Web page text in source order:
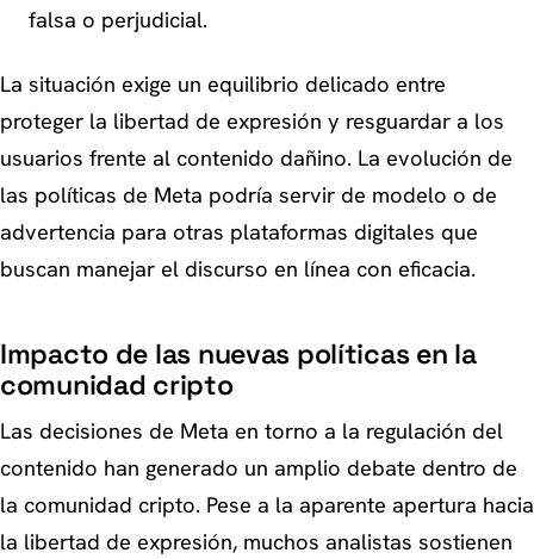
falsa o perjudicial.
La situación exige un equilibrio delicado entre
proteger la libertad de expresión y resguardar a los
usuarios frente al contenido dañino. La evolución de
las políticas de Meta podría servir de modelo o de
advertencia para otras plataformas digitales que
buscan manejar el discurso en línea con eficacia.
Impacto de las nuevas políticas en la
comunidad cripto
Las decisiones de Meta en torno a la regulación del
contenido han generado un amplio debate dentro de
la comunidad cripto. Pese a la aparente apertura hacia
la libertad de expresión, muchos analistas sostienen